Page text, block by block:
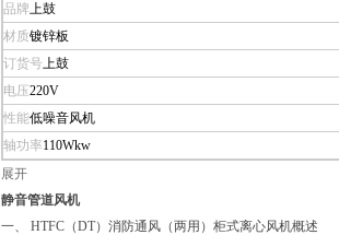
品牌上鼓
材质镀锌板
订货号上鼓
电压220V
性能低噪音风机
轴功率110Wkw
展开
静音管道风机
一、 HTFC（DT）消防通风（两用）柜式离心风机概述